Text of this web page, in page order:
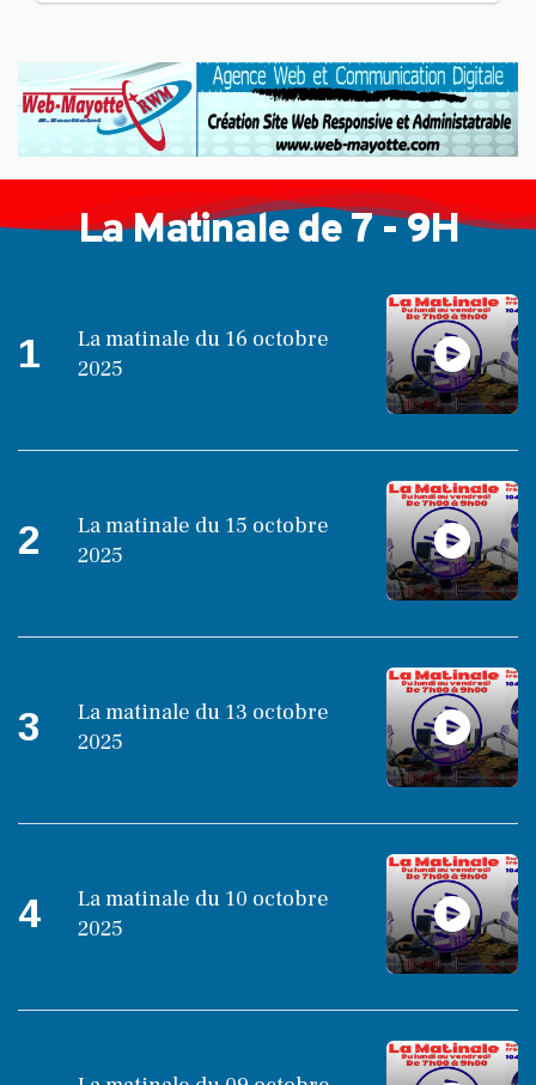
La Matinale de 7 - 9H
1
La matinale du 16 octobre
2025
2
La matinale du 15 octobre
2025
3
La matinale du 13 octobre
2025
4
La matinale du 10 octobre
2025